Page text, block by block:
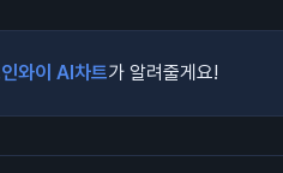
와이 AI차트가 알려줄게요!